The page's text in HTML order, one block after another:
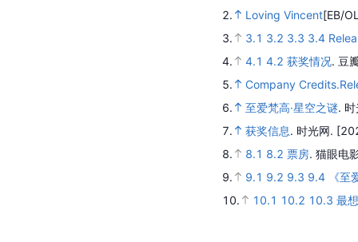
2.
Loving Vincent[EB/
3.
3.1 3.2 3.3 3.4
4.
4.1 4.2 获奖情况. 豆
5.
Company
6.
至爱梵高·星空之谜.
7.
获奖信息. 时光网.
8.
8.1 8.2 票房. 猫眼电
9.
9.1 9.2 9.3 9.4
《
10.
10.1 10.2 10.3 最